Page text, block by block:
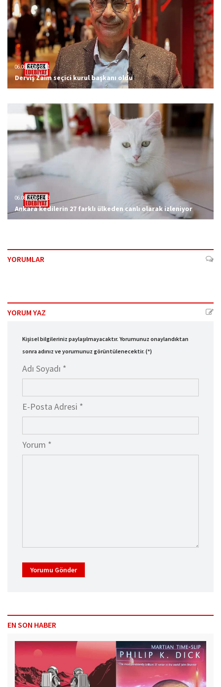
06.08.2026 23:51
Derviş Zaim seçici kurul başkanı oldu
06.08.2026 12:23
Ankara kedilerin 27 farklı ülkeden canlı olarak izleniyor
YORUMLAR
YORUM YAZ
Kişisel bilgileriniz paylaşılmayacaktır. Yorumunuz onaylandıktan
sonra adınız ve yorumunuz görüntülenecektir. (*)
Adı Soyadı *
E-Posta Adresi *
Yorum *
Yorumu Gönder
EN SON HABER